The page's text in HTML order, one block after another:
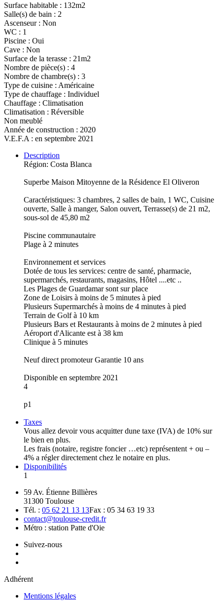
Surface habitable : 132m2
Salle(s) de bain : 2
Ascenseur : Non
WC : 1
Piscine : Oui
Cave : Non
Surface de la terasse : 21m2
Nombre de pièce(s) : 4
Nombre de chambre(s) : 3
Type de cuisine : Américaine
Type de chauffage : Individuel
Chauffage : Climatisation
Climatisation : Réversible
Non meublé
Année de construction : 2020
V.E.F.A : en septembre 2021
Description
Région: Costa Blanca
Superbe Maison Mitoyenne de la Résidence El Oliveron
Caractéristiques: 3 chambres, 2 salles de bain, 1 WC, Cuisine
ouverte, Salle à manger, Salon ouvert, Terrasse(s) de 21 m2,
sous-sol de 45,80 m2
Piscine communautaire
Plage à 2 minutes
Environnement et services
Dotée de tous les services: centre de santé, pharmacie,
supermarchés, restaurants, magasins, Hôtel ....etc ..
Les Plages de Guardamar sont sur place
Zone de Loisirs à moins de 5 minutes à pied
Plusieurs Supermarchés à moins de 4 minutes à pied
Terrain de Golf à 10 km
Plusieurs Bars et Restaurants à moins de 2 minutes à pied
Aéroport d'Alicante est à 38 km
Clinique à 5 minutes
Neuf direct promoteur Garantie 10 ans
Disponible en septembre 2021
4
p1
Taxes
Vous allez devoir vous acquitter dune taxe (IVA) de 10% sur
le bien en plus.
Les frais (notaire, registre foncier …etc) représentent + ou –
4% a régler directement chez le notaire en plus.
Disponibilités
1
59 Av. Étienne Billières
31300 Toulouse
Tél. : 05 62 21 13 13Fax : 05 34 63 19 33
contact@toulouse-credit.fr
Métro : station Patte d'Oie
Suivez-nous
Adhérent
Mentions légales